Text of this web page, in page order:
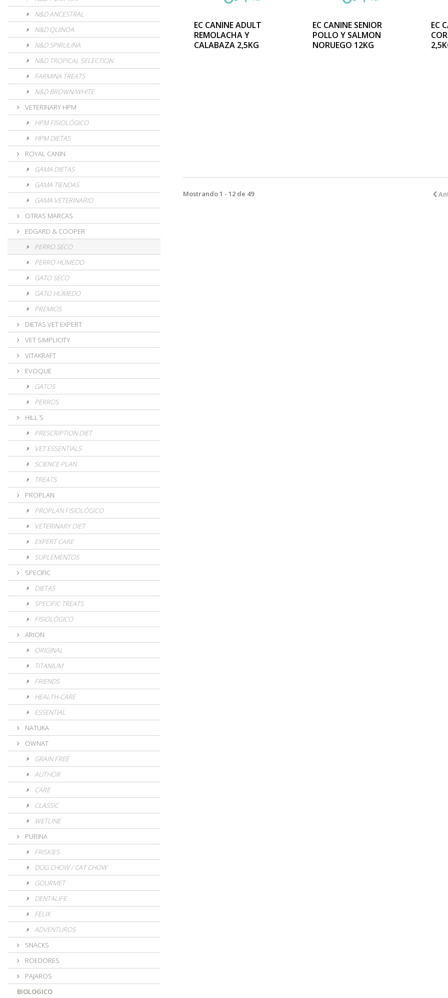
N&D ANCESTRAL
N&D QUINOA
N&D SPIRULINA
N&D TROPICAL SELECTION
FARMINA TREATS
N&D BROWN/WHITE
VETERINARY HPM
HPM FISIOLÓGICO
HPM DIETAS
ROYAL CANIN
GAMA DIETAS
GAMA TIENDAS
GAMA VETERINARIO
OTRAS MARCAS
EDGARD & COOPER
PERRO SECO
PERRO HÚMEDO
GATO SECO
GATO HÚMEDO
PREMIOS
DIETAS VET EXPERT
VET SIMPLICITY
VITAKRAFT
EVOQUE
GATOS
PERROS
HILL´S
PRESCRIPTION DIET
VET ESSENTIALS
SCIENCE PLAN
TREATS
PROPLAN
PROPLAN FISIOLÓGICO
VETERINARY DIET
EXPERT CARE
SUPLEMENTOS
SPECIFIC
DIETAS
SPECIFIC TREATS
FISIOLÓGICO
ARION
ORIGINAL
TITANIUM
FRIENDS
HEALTH-CARE
ESSENTIAL
NATUKA
OWNAT
GRAIN FREE
AUTHOR
CARE
CLASSIC
WETLINE
PURINA
FRISKIES
DOG CHOW / CAT CHOW
GOURMET
DENTALIFE
FELIX
ADVENTUROS
SNACKS
ROEDORES
PAJAROS
BIOLOGICO
EC CANINE ADULT
REMOLACHA Y
CALABAZA 2,5KG
EC CANINE SENIOR
POLLO Y SALMON
NORUEGO 12KG
EC
Mostrando 1 - 12 de 49